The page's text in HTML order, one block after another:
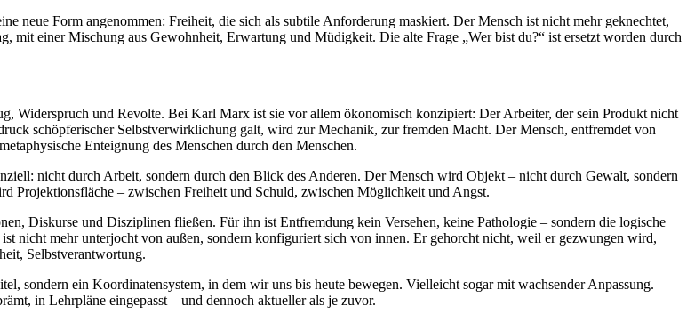
neue Form angenommen: Freiheit, die sich als subtile Anforderung maskiert. Der Mensch ist nicht mehr geknechtet,
mit einer Mischung aus Gewohnheit, Erwartung und Müdigkeit. Die alte Frage „Wer bist du?“ ist ersetzt worden durch
Widerspruch und Revolte. Bei Karl Marx ist sie vor allem ökonomisch konzipiert: Der Arbeiter, der sein Produkt nicht
schöpferischer Selbstverwirklichung galt, wird zur Mechanik, zur fremden Macht. Der Mensch, entfremdet von
Enteignung des Menschen durch den Menschen.
nicht durch Arbeit, sondern durch den Blick des Anderen. Der Mensch wird Objekt – nicht durch Gewalt, sondern
Projektionsfläche – zwischen Freiheit und Schuld, zwischen Möglichkeit und Angst.
Diskurse und Disziplinen fließen. Für ihn ist Entfremdung kein Versehen, keine Pathologie – sondern die logische
nicht mehr unterjocht von außen, sondern konfiguriert sich von innen. Er gehorcht nicht, weil er gezwungen wird,
Selbstverantwortung.
sondern ein Koordinatensystem, in dem wir uns bis heute bewegen. Vielleicht sogar mit wachsender Anpassung.
in Lehrpläne eingepasst – und dennoch aktueller als je zuvor.